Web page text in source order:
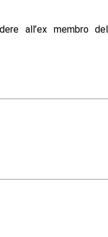
all’ex membro